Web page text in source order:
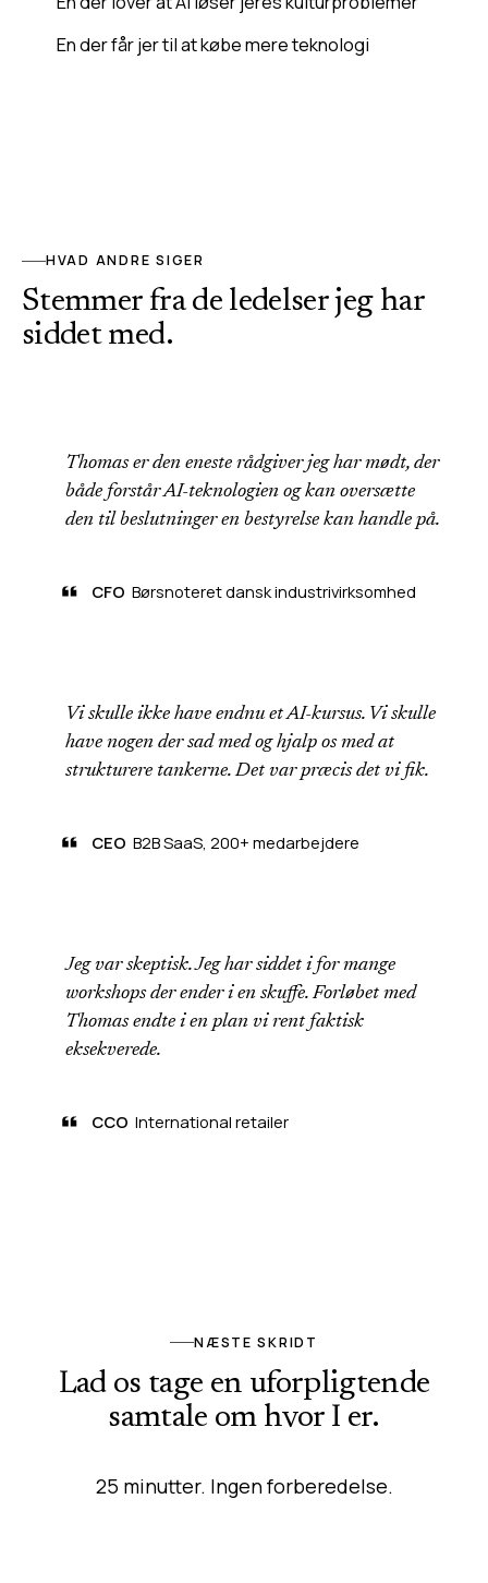
En der får jer til at købe mere teknologi
HVAD ANDRE SIGER
Stemmer fra de ledelser jeg har
siddet med.
Thomas er den eneste rådgiver jeg har mødt, der
både forstår AI-teknologien og kan oversætte
den til beslutninger en bestyrelse kan handle på.
CFO Børsnoteret dansk industrivirksomhed
Vi skulle ikke have endnu et AI-kursus. Vi skulle
have nogen der sad med og hjalp os med at
strukturere tankerne. Det var præcis det vi fik.
CEO B2B SaaS, 200+ medarbejdere
Jeg var skeptisk. Jeg har siddet i for mange
workshops der ender i en skuffe. Forløbet med
Thomas endte i en plan vi rent faktisk
eksekverede.
CCO International retailer
NÆSTE SKRIDT
Lad os tage en uforpligtende
samtale om hvor I er.
25 minutter. Ingen forberedelse.